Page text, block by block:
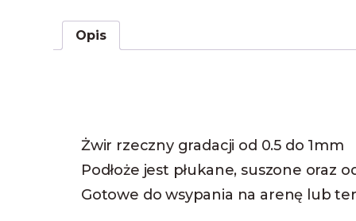
Opis
Żwir rzeczny gradacji od 0.5 do 1mm
Podłoże jest płukane, suszone oraz
Gotowe do wsypania na arenę lub